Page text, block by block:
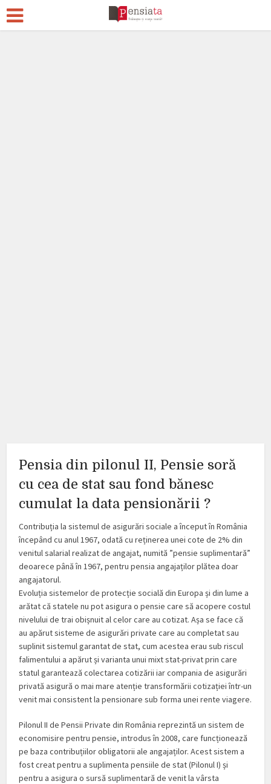
Pensia din pilonul II, Pensie soră
cu cea de stat sau fond bănesc
cumulat la data pensionării ?
Contribuția la sistemul de asigurări sociale a început în România
începând cu anul 1967, odată cu reținerea unei cote de 2% din
venitul salarial realizat de angajat, numită ”pensie suplimentară”
deoarece până în 1967, pentru pensia angajaților plătea doar
angajatorul.
Evoluția sistemelor de protecție socială din Europa și din lume a
arătat că statele nu pot asigura o pensie care să acopere costul
nivelului de trai obișnuit al celor care au cotizat. Așa se face că
au apărut sisteme de asigurări private care au completat sau
suplinit sistemul garantat de stat, cum acestea erau sub riscul
falimentului a apărut și varianta unui mixt stat-privat prin care
statul garantează colectarea cotizării iar compania de asigurări
privată asigură o mai mare atenție transformării cotizației într-un
venit mai consistent la pensionare sub forma unei rente viagere.
Pilonul II de Pensii Private din România reprezintă un sistem de
economisire pentru pensie, introdus în 2008, care funcționează
pe baza contribuțiilor obligatorii ale angajaților. Acest sistem a
fost creat pentru a suplimenta pensiile de stat (Pilonul I) și
pentru a asigura o sursă suplimentară de venit la vârsta